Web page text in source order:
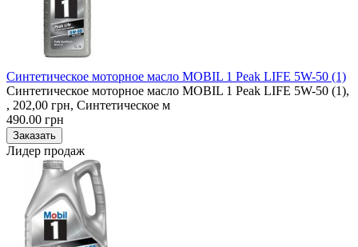
Синтетическое моторное масло MOBIL 1 Peak LIFE 5W-50 (1)
Синтетическое моторное масло MOBIL 1 Peak LIFE 5W-50 (1),
, 202,00 грн, Синтетическое м
490.00 грн
Лидер продаж